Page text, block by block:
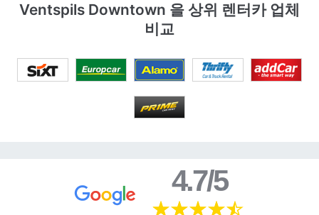
Ventspils Downtown 을 상위 렌터카 업체
비교
4.7/5